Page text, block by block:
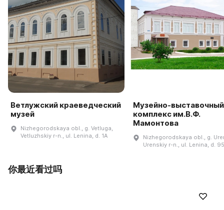
Ветлужский краеведческий
музей
Nizhegorodskaya obl., g. Vetluga,
Vetluzhskiy r-n., ul. Lenina, d. 1A
Музейно-выставочный
комплекс им.В.Ф.
Мамонтова
Nizhegorodskaya obl., g.
Urenskiy r-n., ul. Lenina, d.
你最近看过吗